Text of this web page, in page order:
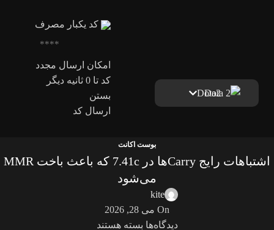
کد یکبار مصرف
امکان ارسال مجدد
کد تا 0ثانیه دیگر
بستن
ارسال کد
Dota2
بوست اکانت
اشتباهات رایج Carryها در 7.41c که باعث باخت MMR
می‌شود
kite
On می 28, 2026
دیدگاه‌ها بسته هستند